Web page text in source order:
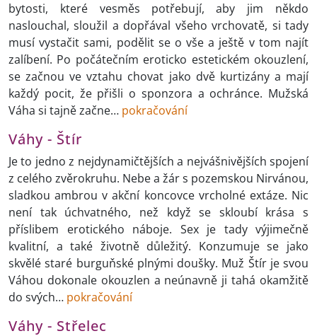
bytosti, které vesměs potřebují, aby jim někdo
naslouchal, sloužil a dopřával všeho vrchovatě, si tady
musí vystačit sami, podělit se o vše a ještě v tom najít
zalíbení. Po počátečním eroticko estetickém okouzlení,
se začnou ve vztahu chovat jako dvě kurtizány a mají
každý pocit, že přišli o sponzora a ochránce. Mužská
Váha si tajně začne… pokračování
Váhy - Štír
Je to jedno z nejdynamičtějších a nejvášnivějších spojení
z celého zvěrokruhu. Nebe a žár s pozemskou Nirvánou,
sladkou ambrou v akční koncovce vrcholné extáze. Nic
není tak úchvatného, než když se skloubí krása s
příslibem erotického náboje. Sex je tady výjimečně
kvalitní, a také životně důležitý. Konzumuje se jako
skvělé staré burguňské plnými doušky. Muž Štír je svou
Váhou dokonale okouzlen a neúnavně ji tahá okamžitě
do svých… pokračování
Váhy - Střelec